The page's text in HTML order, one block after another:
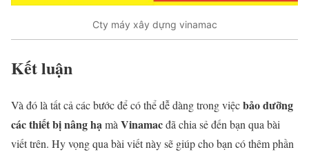
Cty máy xây dựng vinamac
Kết luận
Và đó là tất cả các bước để có thể dễ dàng trong việcbảo dưỡng
các thiết bị nâng hạmàVinamacđã chia sẻ đến bạn qua bài
viết trên. Hy vọng qua bài viết này sẽ giúp cho bạn có thêm phần